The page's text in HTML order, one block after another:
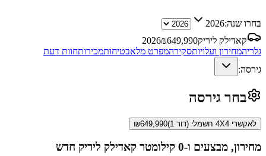
בחרו שנה:2026
קאדילק ליריק
2026₪649,990
גלריהמחירון ועלויותסקירהמפרט מלאבטיחותמכירותחוות דעת
גירסה:
בחר גירסה
לאקשרי 4X4 חשמלי (דור 1) ₪649,990
מחירון, מבצעים ו-0 קילומטר קאדילק ליריק חדש